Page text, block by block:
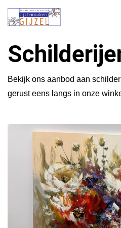
Home
Bekijk ons aanbod aan
gerust eens langs in onze